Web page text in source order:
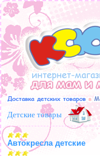
Детские товары
Автокресла детские